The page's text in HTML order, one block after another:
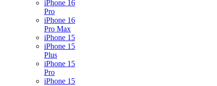
iPhone 16
Pro
iPhone 16
Pro Max
iPhone 15
iPhone 15
Plus
iPhone 15
Pro
iPhone 15